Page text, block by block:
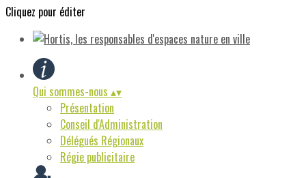
Cliquez pour éditer
Qui sommes-nous ▴▾
Présentation
Conseil d'Administration
Délégués Régionaux
Régie publicitaire